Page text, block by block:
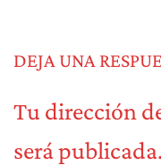
DEJA UNA
Tu dirección
será publicada.